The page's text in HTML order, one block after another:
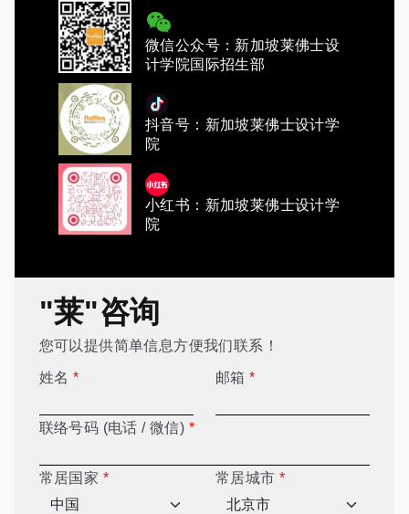
微信公众号：新加坡莱佛士设
计学院国际招生部
抖音号：新加坡莱佛士设计学
院
小红书：新加坡莱佛士设计学
院
"莱"咨询
您可以提供简单信息方便我们联系！
姓名 * 邮箱*
联络号码 (电话 / 微信) *
常居国家 * 常居城市*